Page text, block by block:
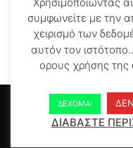
Αρχικη KATOHIKA NEA
ΟΡΟΙ
© Newspaper
συμφωνείτε με την
χειρισμό των
αυτόν τον
ορους χρήσης της
ΔΕΧΟΜΑΙ
ΔΙΑΒΑΣΤΕ